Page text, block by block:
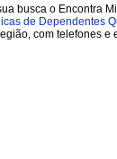
busca o Encontra
de Dependentes
com telefones e